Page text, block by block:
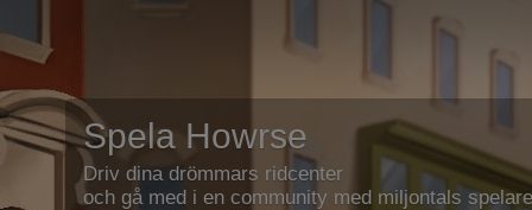
Spela Howrse
Driv dina drömmars ridcenter
och gå med i en community med miljontals